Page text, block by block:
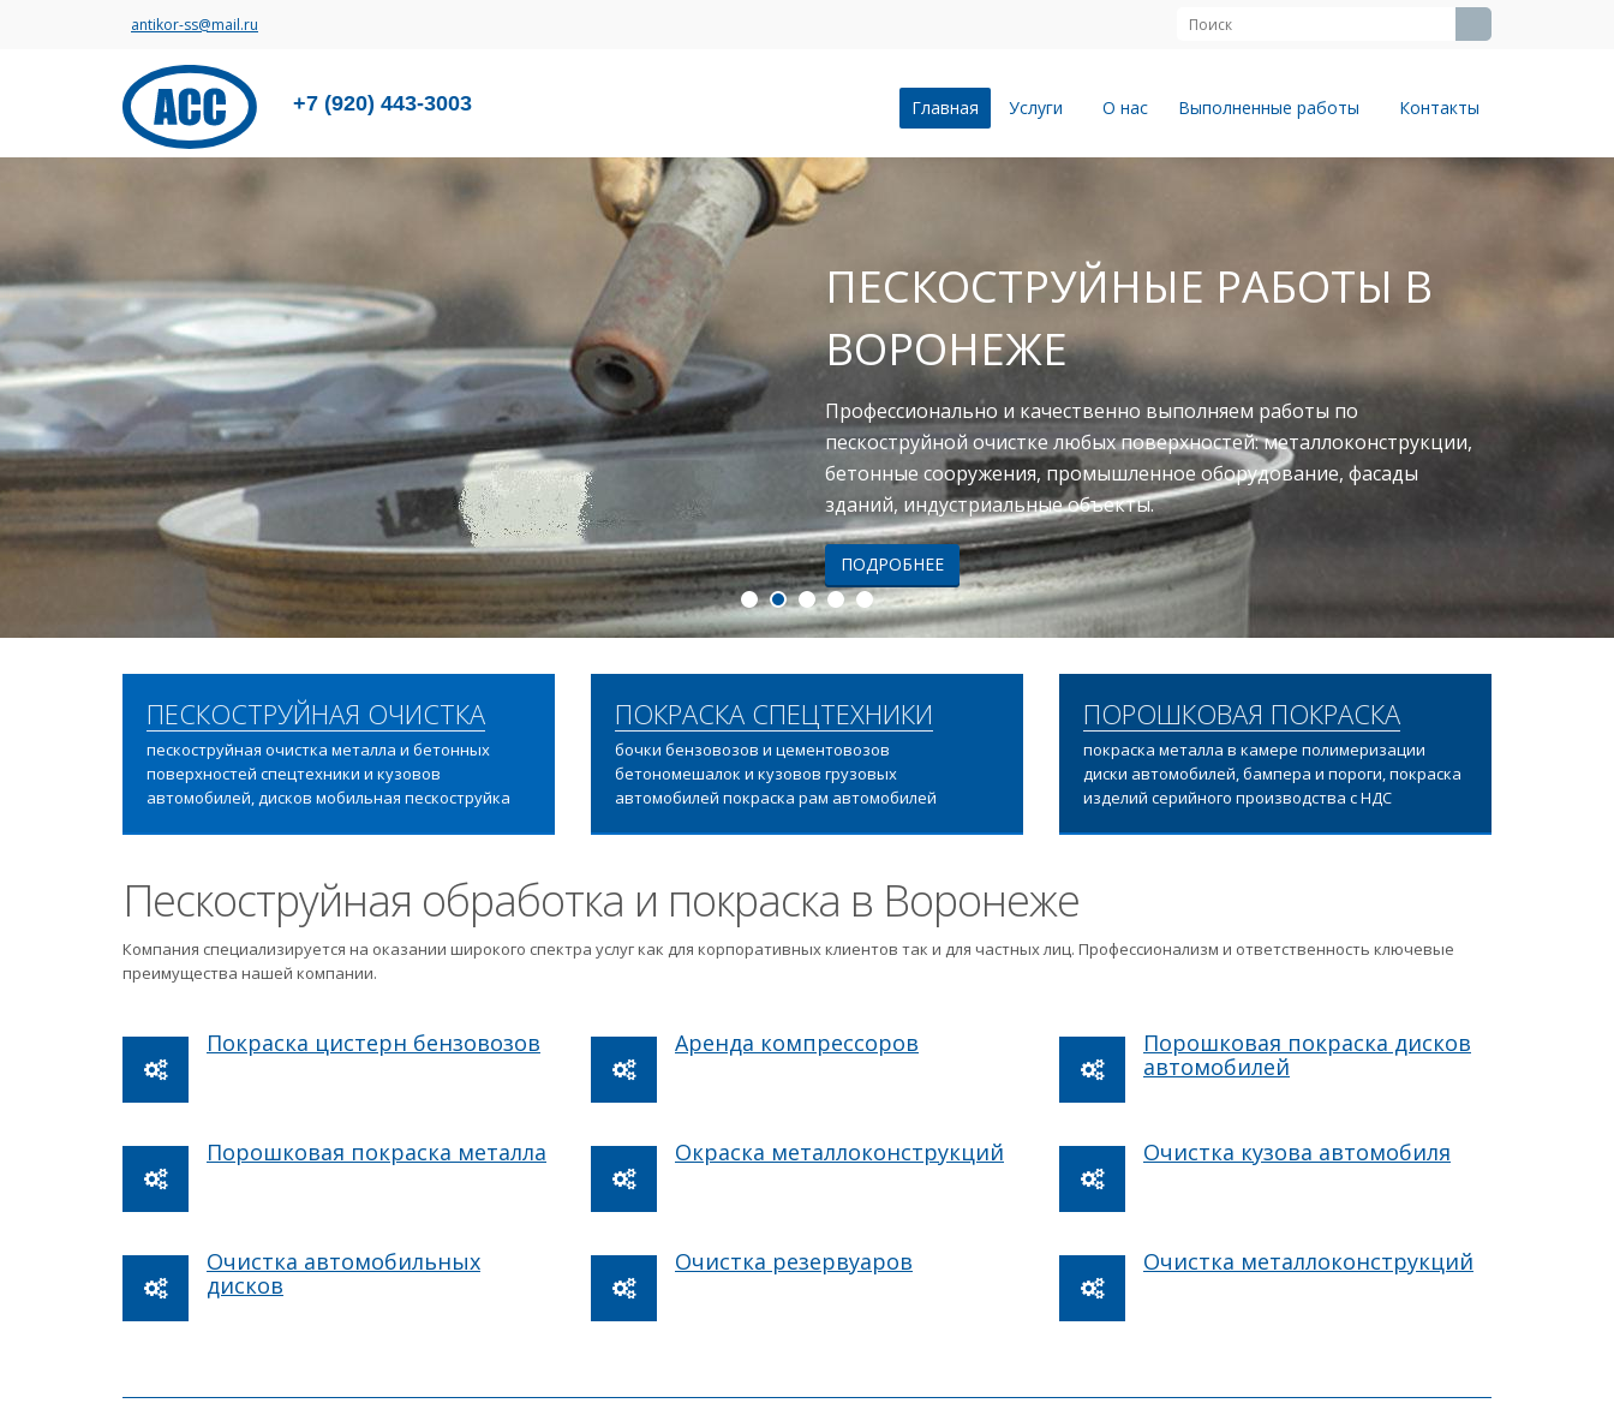
antikor-ss@mail.ru
+7 (920) 443-3003 Главная Услуги О нас Выполненные работы Контакты
ПЕСКОСТРУЙНЫЕ РАБОТЫ В
ВОРОНЕЖЕ
Профессионально и качественно выполняем работы по
пескоструйной очистке любых поверхностей: металлоконструкции,
бетонные сооружения, промышленное оборудование, фасады
зданий, индустриальные объекты.
ПОДРОБНЕЕ
ПЕСКОСТРУЙНАЯ ОЧИСТКА
пескоструйная очистка металла и бетонных
поверхностей спецтехники и кузовов
автомобилей, дисков мобильная пескоструйка
ПОКРАСКА СПЕЦТЕХНИКИ
бочки бензовозов и цементовозов
бетономешалок и кузовов грузовых
автомобилей покраска рам автомобилей
ПОРОШКОВАЯ ПОКРАСКА
покраска металла в камере полимеризации
диски автомобилей, бампера и пороги, покраска
изделий серийного производства с НДС
Пескоструйная обработка и покраска в Воронеже
Компания специализируется на оказании широкого спектра услуг как для корпоративных клиентов так и для частных лиц. Профессионализм и ответственность ключевые
преимущества нашей компании.
Покраска цистерн бензовозов Аренда компрессоров
Порошковая покраска дисков
автомобилей
Порошковая покраска металла Окраска металлоконструкций Очистка кузова автомобиля
Очистка автомобильных
дисков
Очистка резервуаров Очистка металлоконструкций